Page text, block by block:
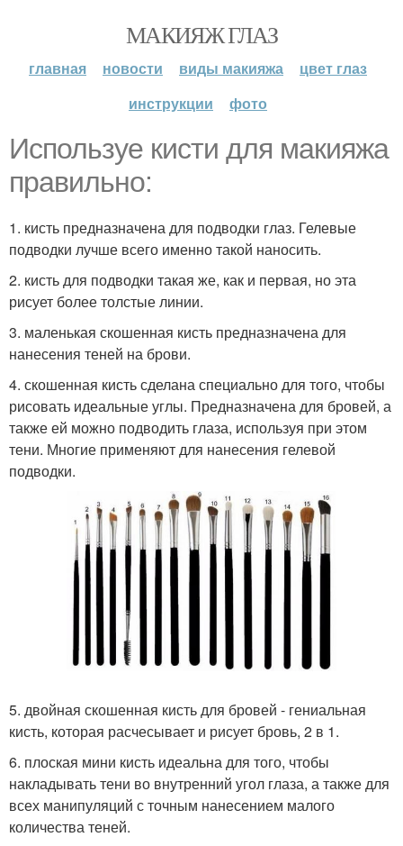
МАКИЯЖ ГЛАЗ
главная новости виды макияжа
цвет глаз
инструкции
фото
Используе кисти для макияжа
правильно:
1. кисть предназначена для подводки глаз. Гелевые
подводки лучше всего именно такой наносить.
2. кисть для подводки такая же, как и первая, но эта
рисует более толстые линии.
3. маленькая скошенная кисть предназначена для
нанесения теней на брови.
4. скошенная кисть сделана специально для того, чтобы
рисовать идеальные углы. Предназначена для бровей, а
также ей можно подводить глаза, используя при этом
тени. Многие применяют для нанесения гелевой
подводки.
5. двойная скошенная кисть для бровей - гениальная
кисть, которая расчесывает и рисует бровь, 2 в 1.
6. плоская мини кисть идеальна для того, чтобы
накладывать тени во внутренний угол глаза, а также для
всех манипуляций с точным нанесением малого
количества теней.